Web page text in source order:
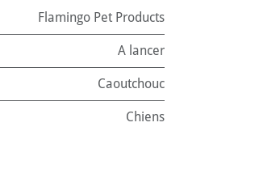
Flamingo Pet Products
A lancer
Caoutchouc
Chiens